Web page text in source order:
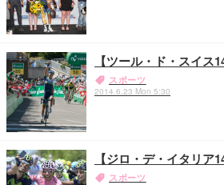
【ツール・ド・スイ
スポーツ
2014.6.23 Mon 5:30
【ジロ・デ・イタリ
スポーツ